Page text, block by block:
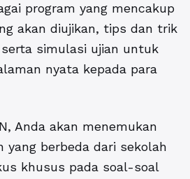
program yang mencakup
akan diujikan, tips dan trik
simulasi ujian untuk
nyata kepada para
Anda akan menemukan
yang berbeda dari sekolah
khusus pada soal-soal